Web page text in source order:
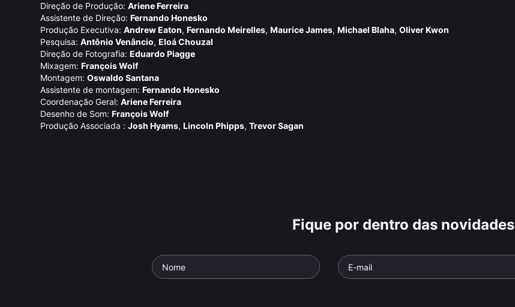
Direção de Produção: Ariene Ferreira
Assistente de Direção: Fernando Honesko
Produção Executiva: Andrew Eaton,Fernando Meirelles,Maurice James,Michael Blaha,Oliver Kwon
Pesquisa: Antônio Venâncio,Eloá Chouzal
Direção de Fotografia: Eduardo Piagge
Mixagem: François Wolf
Montagem: Oswaldo Santana
Assistente de montagem: Fernando Honesko
Coordenação Geral: Ariene Ferreira
Desenho de Som: François Wolf
Produção Associada : Josh Hyams,Lincoln Phipps,Trevor Sagan
Fique por dentro das novidades